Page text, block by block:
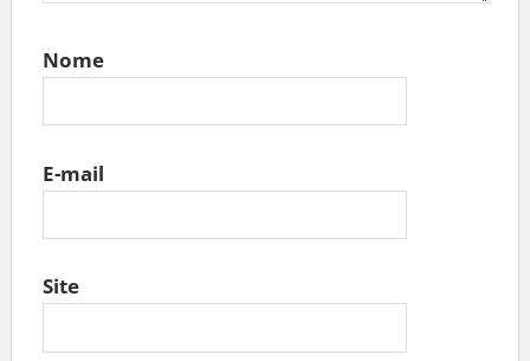
Nome
E-mail
Site